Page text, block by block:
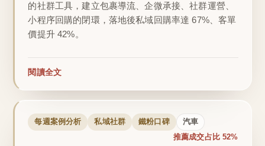
的社群工具，建立包裹導流、企微承接、社群運營、
小程序回購的閉環，落地後私域回購率達 67%、客單
價提升 42%。
閱讀全文
每週案例分析 私域社群 鐵粉口碑 汽車
推薦成交占比 52%